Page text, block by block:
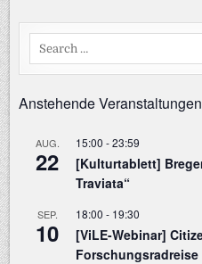
Beiträge
Anstehende Veranstaltungen
AUG.
22
15:00 -23:59
[Kulturtablett]
Traviata“
SEP.
10
18:00 - 19:30
[ViLE-Webinar]
Forschungsradreise